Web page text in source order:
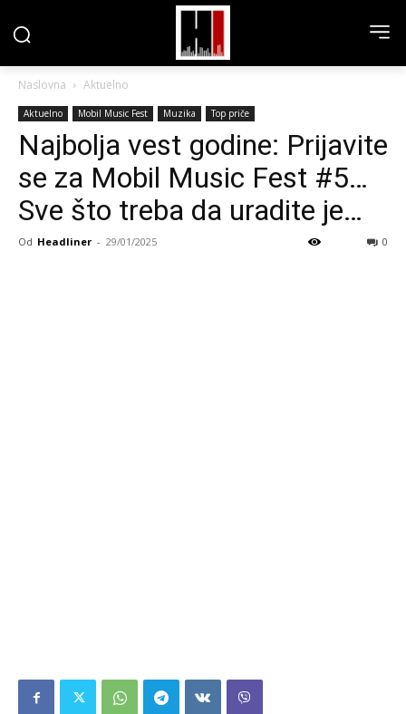
Naslovna Aktuelno
Aktuelno Mobil Music Fest Muzika Top priče
Najbolja vest godine: Prijavite
se za Mobil Music Fest #5…
Sve što treba da uradite je…
Od Headliner - 29/01/2025 0